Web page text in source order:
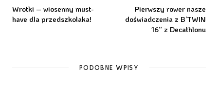
Wrotki – wiosenny must-
have dla przedszkolaka!
Pierwszy rower nasze
doświadczenia z B’TWIN
16” z Decathlonu
PODOBNE WPISY